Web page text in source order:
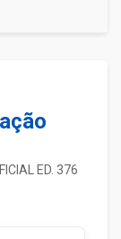
ED. 376